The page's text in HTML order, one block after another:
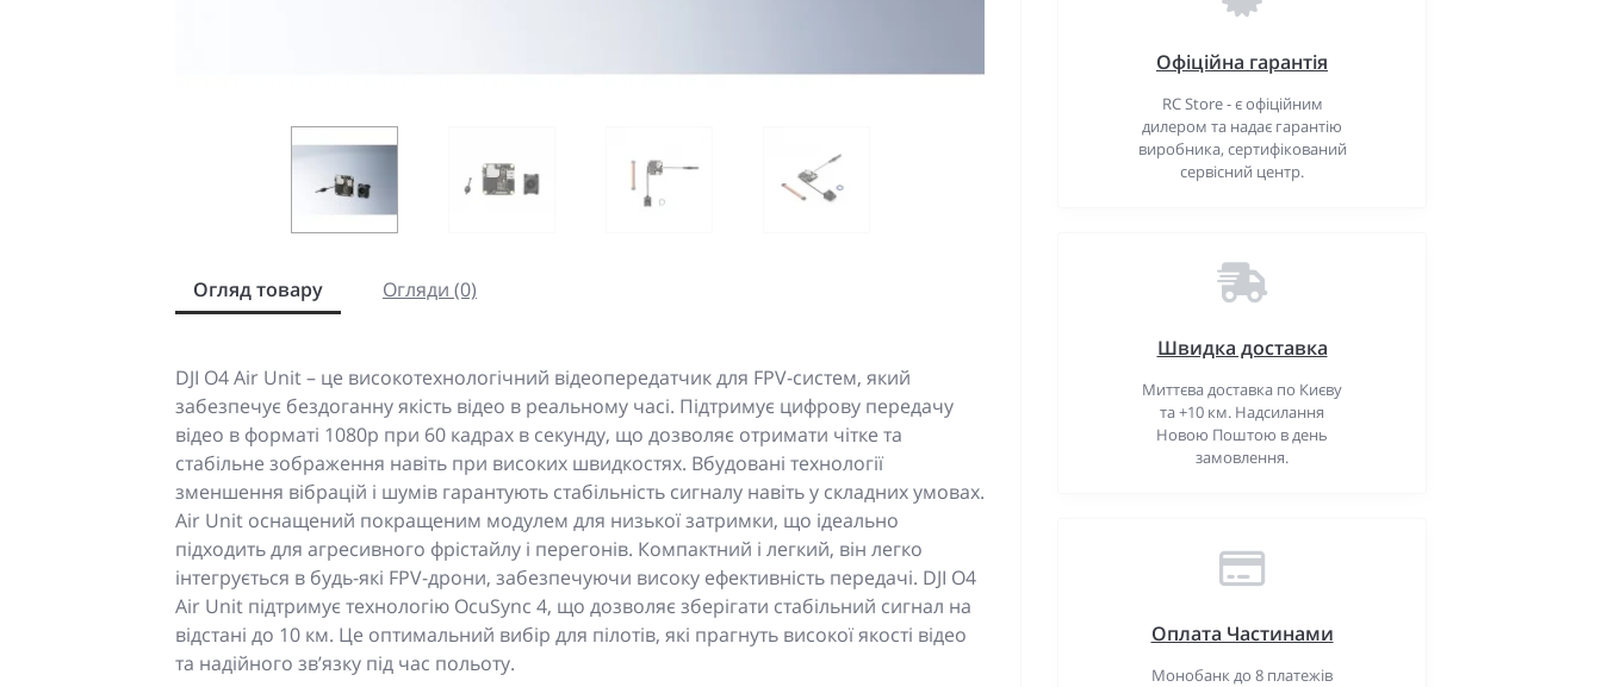
Огляд товару Огляди (0)
DJI O4 Air Unit – це високотехнологічний відеопередатчик для FPV-систем, який
забезпечує бездоганну якість відео в реальному часі. Підтримує цифрову передачу
відео в форматі 1080p при 60 кадрах в секунду, що дозволяє отримати чітке та
стабільне зображення навіть при високих швидкостях. Вбудовані технології
зменшення вібрацій і шумів гарантують стабільність сигналу навіть у складних умовах.
Air Unit оснащений покращеним модулем для низької затримки, що ідеально
підходить для агресивного фрістайлу і перегонів. Компактний і легкий, він легко
інтегрується в будь-які FPV-дрони, забезпечуючи високу ефективність передачі. DJI O4
Air Unit підтримує технологію OcuSync 4, що дозволяє зберігати стабільний сигнал на
відстані до 10 км. Це оптимальний вибір для пілотів, які прагнуть високої якості відео
та надійного зв’язку під час польоту.
Офіційна гарантія
RC Store - є офіційним
дилером та надає гарантію
виробника, сертифікований
сервісний центр.
Швидка доставка
Миттєва доставка по Києву
та +10 км. Надсилання
Новою Поштою в день
замовлення.
Оплата Частинами
Монобанк до 8 платежів